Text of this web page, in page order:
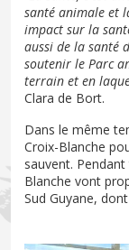
santé animale et
impact sur la
aussi de la santé
soutenir le Parc
terrain et en
Clara de Bort.
Dans le même
Croix-Blanche
sauvent.
Blanche vont
Sud Guyane,